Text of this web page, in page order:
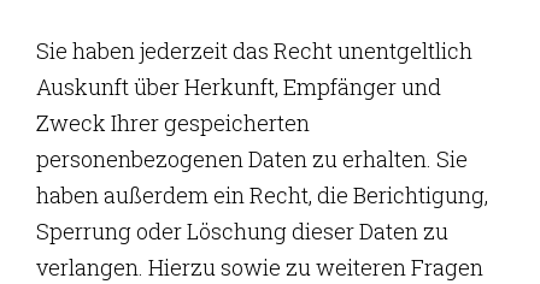
Sie haben jederzeit das Recht unentgeltlich
Auskunft über Herkunft, Empfänger und
Zweck Ihrer gespeicherten
personenbezogenen Daten zu erhalten. Sie
haben außerdem ein Recht, die Berichtigung,
Sperrung oder Löschung dieser Daten zu
verlangen. Hierzu sowie zu weiteren Fragen